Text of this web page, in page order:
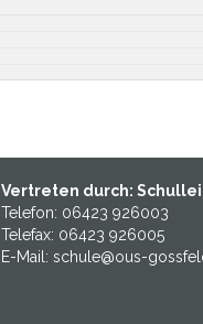
Vertreten durch:
Telefon: 06423 926003
Telefax: 06423 926005
E-Mail: schule@ous-